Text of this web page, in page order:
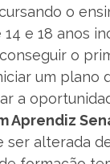
o
e 18 anos
o
um plano
a
Aprendiz
ser alterada